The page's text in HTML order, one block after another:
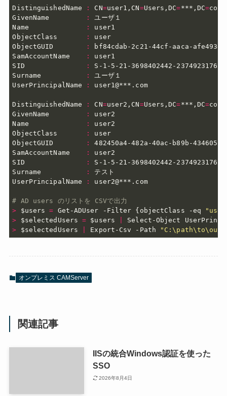
DistinguishedName : CN=user1,CN=Users,DC=***,DC=com
GivenName
:
ユーザ１
Name
:
user1
ObjectClass
:
user
ObjectGUID
:
bf84cdab-2c21-44cf-aaca-
SamAccountName
:
user1
SID
:
S-1-5-21-3698402442-
Surname
:
ユーザ１
UserPrincipalName
: user1@***.com
DistinguishedName : CN=user2,CN=Users,DC=***,DC=com
GivenName
:
user2
Name
:
user2
ObjectClass
:
user
ObjectGUID
:
482450a4-482a-40ac-b89b-
SamAccountName
:
user2
SID
:
S-1-5-21-3698402442-
Surname
:
テスト
UserPrincipalName
: user2@***.com
# AD users のリストを CSVで出力
>
$users = Get-ADUser -Filter { objectClass -eq
>
$selectedUsers = $users
>
$selectedUsers Export-Csv -Path
オンプレミス CAMServer
関連記事
IISの統合Windows認証を使った
SSO
2026年8月4日